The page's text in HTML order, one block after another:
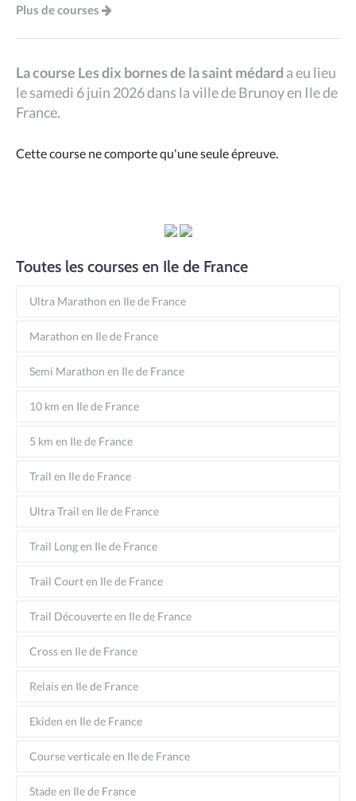
Plus de courses
La course Les dix bornes de la saint médard a eu lieu
le samedi 6 juin 2026 dans la ville de Brunoy en Ile de
France.
Cette course ne comporte qu'une seule épreuve.
Toutes les courses en Ile de France
Ultra Marathon en Ile de France
Marathon en Ile de France
Semi Marathon en Ile de France
10 km en Ile de France
5 km en Ile de France
Trail en Ile de France
Ultra Trail en Ile de France
Trail Long en Ile de France
Trail Court en Ile de France
Trail Découverte en Ile de France
Cross en Ile de France
Relais en Ile de France
Ekiden en Ile de France
Course verticale en Ile de France
Stade en Ile de France